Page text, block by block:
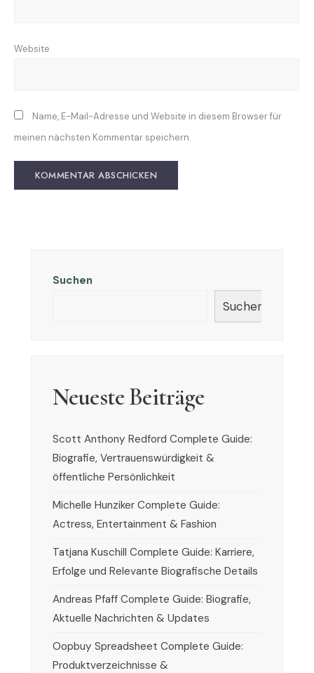
Website
Name, E-Mail-Adresse und Website in diesem Browser für
meinen nächsten Kommentar speichern.
Suchen
Suchen
Neueste Beiträge
Scott Anthony Redford Complete Guide:
Biografie, Vertrauenswürdigkeit &
öffentliche Persönlichkeit
Michelle Hunziker Complete Guide:
Actress, Entertainment & Fashion
Tatjana Kuschill Complete Guide: Karriere,
Erfolge und Relevante Biografische Details
Andreas Pfaff Complete Guide: Biografie,
Aktuelle Nachrichten & Updates
Oopbuy Spreadsheet Complete Guide:
Produktverzeichnisse &